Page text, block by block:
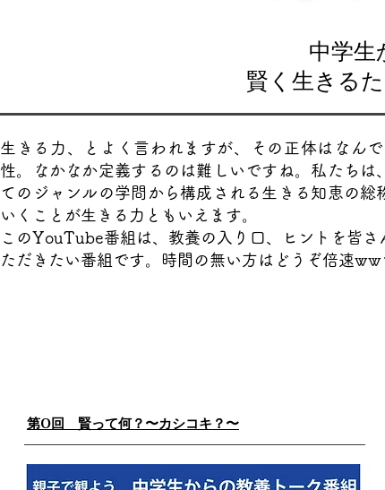
中学生
賢く生きる
生きる力、とよく言われますが、その正体はなん
性。なかなか定義するのは難しいですね。私たち
てのジャンルの学問から構成される生きる知恵の
いくことが生きる力ともいえます。
このYouTube番組は、教養の入り口、ヒントを皆
ただきたい番組です。時間の無い方はどうぞ倍速ww
第0回 賢って何？〜カシコキ？〜